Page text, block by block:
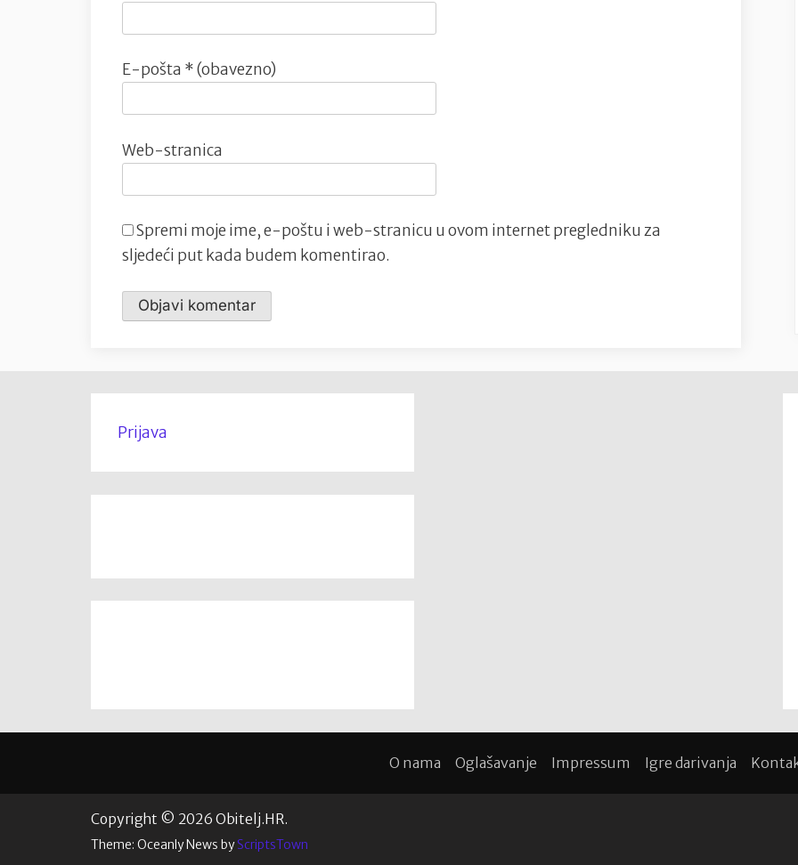
E-pošta * (obavezno)
Web-stranica
Spremi moje ime, e-poštu i web-stranicu u ovom internet pregledniku za
sljedeći put kada budem komentirao.
Prijava
O nama Oglašavanje Impressum Igre darivanja
Copyright © 2026 Obitelj.HR.
Theme: Oceanly News byScriptsTown